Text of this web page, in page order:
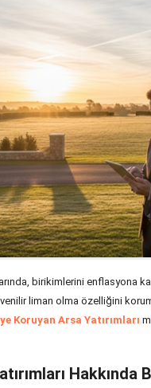
birikimlerini enflasyona
liman olma özelliğini
Koruyan Arsa Yatırımları
Hakkında